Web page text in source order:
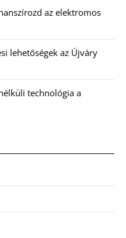
az elektromos
lehetőségek az Újváry
technológia a